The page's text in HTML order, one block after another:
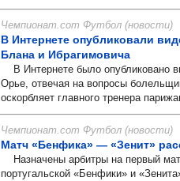
Чемпионат.com Футбол (новости)
В Интернете опубликовали
Блана и Ибрагимовича
В Интернете было опубликовано
Орье, отвечая на вопросы
оскорбляет главного тренера
Чемпионат.com Футбол (новости)
Матч «Бенфика» — «Зенит»
Назначены арбитры на первый
португальской «Бенфики» и